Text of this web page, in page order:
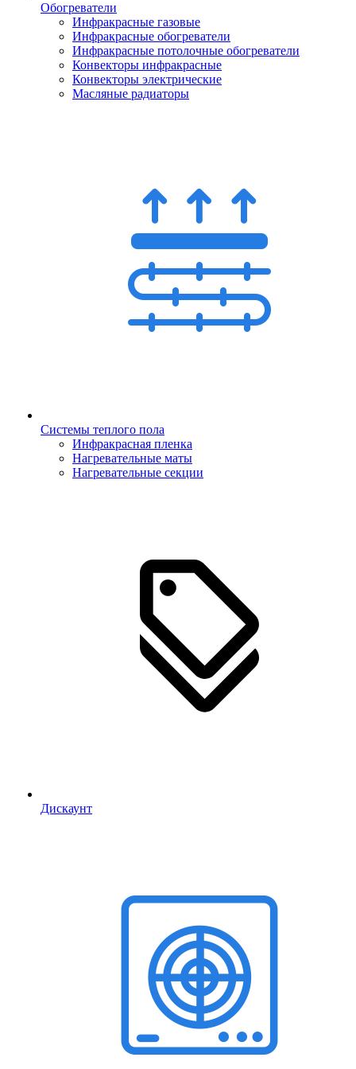
Обогреватели
Инфракрасные газовые
Инфракрасные обогреватели
Инфракрасные потолочные обогреватели
Конвекторы инфракрасные
Конвекторы электрические
Масляные радиаторы
Системы теплого пола
Инфракрасная пленка
Нагревательные маты
Нагревательные секции
Дискаунт